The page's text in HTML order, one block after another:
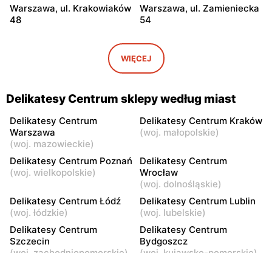
Warszawa, ul. Krakowiaków
48
Warszawa, ul. Zamieniecka
54
Delikatesy Centrum
Warszawa, ul. Franciszka
Kawy 44
Delikatesy Centrum
Warszawa, ul. Kłobucka 8b
Delikatesy Centrum
Warszawa, ul. Béli Bartóka
8
Delikatesy Centrum
Warszawa, ul. Dzieci
Warszawy 40a
Warszawa, ul. Starodęby 8
Raszyn, ul. Pruszkowska 52
Delikatesy Centrum
Warszawa, ul. Skarbka z
Gór 57
Delikatesy Centrum Delikatesy Centrum
WIĘCEJ
Delikatesy Centrum sklepy według miast
Delikatesy Centrum
Warszawa
(woj. mazowieckie)
Delikatesy Centrum Kraków
(woj. małopolskie)
Delikatesy Centrum Poznań
(woj. wielkopolskie)
Delikatesy Centrum
Wrocław
(woj. dolnośląskie)
Delikatesy Centrum Łódź
(woj. łódzkie)
Delikatesy Centrum Lublin
(woj. lubelskie)
Delikatesy Centrum
Szczecin
Delikatesy Centrum
Bydgoszcz